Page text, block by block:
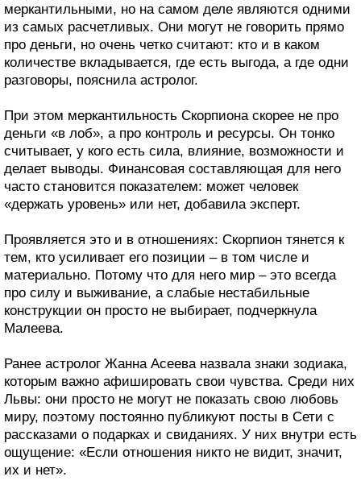
меркантильными, но на самом деле являются одними
из самых расчетливых. Они могут не говорить прямо
про деньги, но очень четко считают: кто и в каком
количестве вкладывается, где есть выгода, а где одни
разговоры, пояснила астролог.
При этом меркантильность Скорпиона скорее не про
деньги «в лоб», а про контроль и ресурсы. Он тонко
считывает, у кого есть сила, влияние, возможности и
делает выводы. Финансовая составляющая для него
часто становится показателем: может человек
«держать уровень» или нет, добавила эксперт.
Проявляется это и в отношениях: Скорпион тянется к
тем, кто усиливает его позиции – в том числе и
материально. Потому что для него мир – это всегда
про силу и выживание, а слабые нестабильные
конструкции он просто не выбирает, подчеркнула
Малеева.
Ранее астролог Жанна Асеева назвала знаки зодиака,
которым важно афишировать свои чувства. Среди них
Львы: они просто не могут не показать свою любовь
миру, поэтому постоянно публикуют посты в Сети с
рассказами о подарках и свиданиях. У них внутри есть
ощущение: «Если отношения никто не видит, значит,
их и нет».